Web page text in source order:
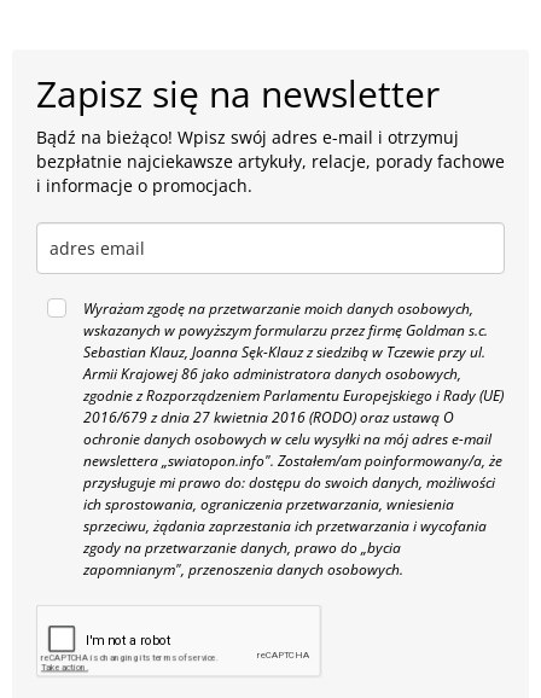
Zapisz się na newsletter
Bądź na bieżąco! Wpisz swój adres e-mail i otrzymuj
bezpłatnie najciekawsze artykuły, relacje, porady fachowe
i informacje o promocjach.
Wyrażam zgodę na przetwarzanie moich danych osobowych,
wskazanych w powyższym formularzu przez firmę Goldman s.c.
Sebastian Klauz, Joanna Sęk-Klauz z siedzibą w Tczewie przy ul.
Armii Krajowej 86 jako administratora danych osobowych,
zgodnie z Rozporządzeniem Parlamentu Europejskiego i Rady (UE)
2016/679 z dnia 27 kwietnia 2016 (RODO) oraz ustawą O
ochronie danych osobowych w celu wysyłki na mój adres e-mail
newslettera „swiatopon.info". Zostałem/am poinformowany/a, że
przysługuje mi prawo do: dostępu do swoich danych, możliwości
ich sprostowania, ograniczenia przetwarzania, wniesienia
sprzeciwu, żądania zaprzestania ich przetwarzania i wycofania
zgody na przetwarzanie danych, prawo do „bycia
zapomnianym", przenoszenia danych osobowych.